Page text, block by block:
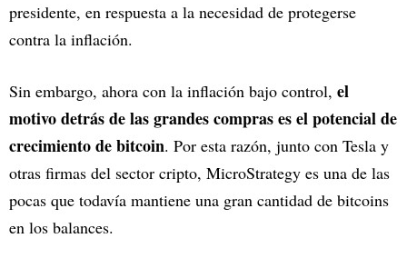
presidente, en respuesta a la necesidad de protegerse
contra la inflación.
Sin embargo, ahora con la inflación bajo control, el
motivo detrás de las grandes compras es el potencial de
crecimiento de bitcoin. Por esta razón, junto con Tesla y
otras firmas del sector cripto, MicroStrategy es una de las
pocas que todavía mantiene una gran cantidad de bitcoins
en los balances.